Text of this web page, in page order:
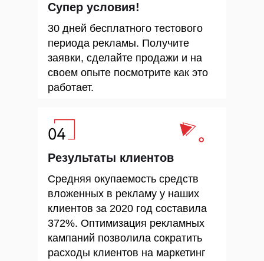
Супер условия!
30 дней бесплатного тестового
периода рекламы. Получите
заявки, сделайте продажи и на
своем опыте посмотрите как это
работает.
Результаты клиентов
Средняя окупаемость средств
вложенных в рекламу у наших
клиентов за 2020 год составила
372%. Оптимизация рекламных
кампаний позволила сократить
расходы клиентов на маркетинг